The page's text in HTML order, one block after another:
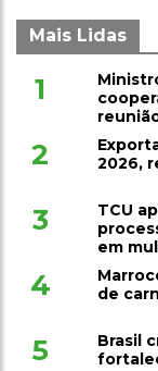
Mais Lidas
1
2
2026,
3
TCU
em
4
de
5
Brasil